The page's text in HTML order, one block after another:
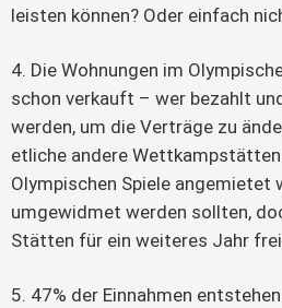
leisten können? Oder einfach
4. Die Wohnungen im
schon verkauft – wer bezahlt
werden, um die Verträge zu
etliche andere
Olympischen Spiele angemietet
umgewidmet werden sollten,
Stätten für ein weiteres Jahr
5. 47% der Einnahmen